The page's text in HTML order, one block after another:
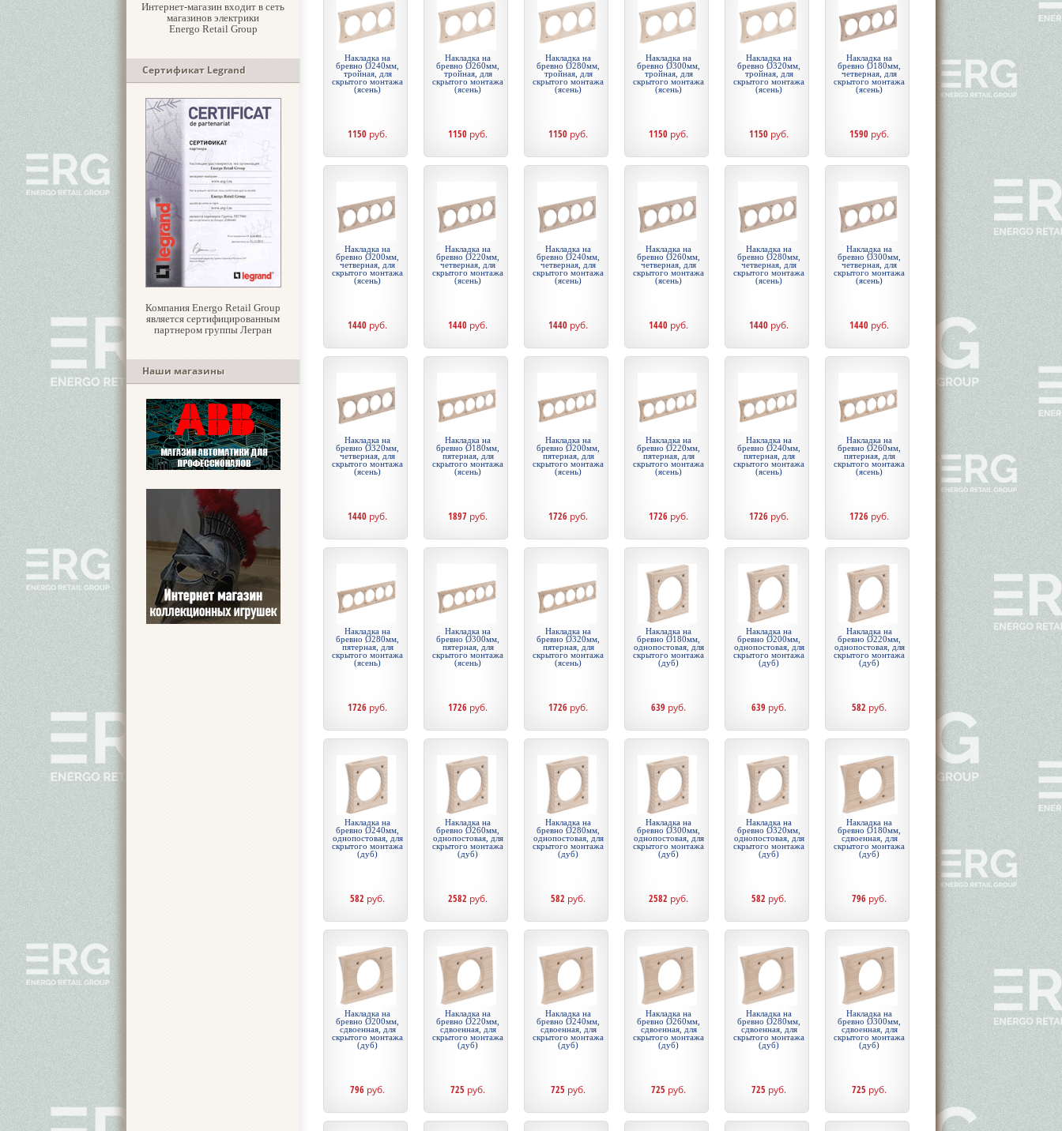
Интернет-магазин входит в сеть
магазинов электрики
Energo Retail Group
Сертификат Legrand
Компания Energo Retail Group
является сертифицированным
партнером группы Легран
Наши магазины
Накладка на
бревно Ø240мм,
тройная, для
скрытого монтажа
(ясень)
1150 руб.
Накладка на
бревно Ø260мм,
тройная, для
скрытого монтажа
(ясень)
1150 руб.
Накладка на
бревно Ø280мм,
тройная, для
скрытого монтажа
(ясень)
1150 руб.
Накладка на
бревно Ø300мм,
тройная, для
скрытого монтажа
(ясень)
1150 руб.
Накладка на
бревно Ø320мм,
тройная, для
скрытого монтажа
(ясень)
1150 руб.
Накладка на
бревно Ø180мм,
четверная, для
скрытого монтажа
(ясень)
1590 руб.
Накладка на
бревно Ø200мм,
четверная, для
скрытого монтажа
(ясень)
1440 руб.
Накладка на
бревно Ø220мм,
четверная, для
скрытого монтажа
(ясень)
1440 руб.
Накладка на
бревно Ø240мм,
четверная, для
скрытого монтажа
(ясень)
1440 руб.
Накладка на
бревно Ø260мм,
четверная, для
скрытого монтажа
(ясень)
1440 руб.
Накладка на
бревно Ø280мм,
четверная, для
скрытого монтажа
(ясень)
1440 руб.
Накладка на
бревно Ø300мм,
четверная, для
скрытого монтажа
(ясень)
1440 руб.
Накладка на
бревно Ø320мм,
четверная, для
скрытого монтажа
(ясень)
1440 руб.
Накладка на
бревно Ø180мм,
пятерная, для
скрытого монтажа
(ясень)
1897 руб.
Накладка на
бревно Ø200мм,
пятерная, для
скрытого монтажа
(ясень)
1726 руб.
Накладка на
бревно Ø220мм,
пятерная, для
скрытого монтажа
(ясень)
1726 руб.
Накладка на
бревно Ø240мм,
пятерная, для
скрытого монтажа
(ясень)
1726 руб.
Накладка на
бревно Ø260мм,
пятерная, для
скрытого монтажа
(ясень)
1726 руб.
Накладка на
бревно Ø280мм,
пятерная, для
скрытого монтажа
(ясень)
1726 руб.
Накладка на
бревно Ø300мм,
пятерная, для
скрытого монтажа
(ясень)
1726 руб.
Накладка на
бревно Ø320мм,
пятерная, для
скрытого монтажа
(ясень)
1726 руб.
Накладка на
бревно Ø180мм,
однопостовая, для
скрытого монтажа
(дуб)
639 руб.
Накладка на
бревно Ø200мм,
однопостовая, для
скрытого монтажа
(дуб)
639 руб.
Накладка на
бревно Ø220мм,
однопостовая, для
скрытого монтажа
(дуб)
582 руб.
Накладка на
бревно Ø240мм,
однопостовая, для
скрытого монтажа
(дуб)
582 руб.
Накладка на
бревно Ø260мм,
однопостовая, для
скрытого монтажа
(дуб)
2582 руб.
Накладка на
бревно Ø280мм,
однопостовая, для
скрытого монтажа
(дуб)
582 руб.
Накладка на
бревно Ø300мм,
однопостовая, для
скрытого монтажа
(дуб)
2582 руб.
Накладка на
бревно Ø320мм,
однопостовая, для
скрытого монтажа
(дуб)
582 руб.
Накладка на
бревно Ø180мм,
сдвоенная, для
скрытого монтажа
(дуб)
796 руб.
Накладка на
бревно Ø200мм,
сдвоенная, для
скрытого монтажа
(дуб)
796 руб.
Накладка на
бревно Ø220мм,
сдвоенная, для
скрытого монтажа
(дуб)
725 руб.
Накладка на
бревно Ø240мм,
сдвоенная, для
скрытого монтажа
(дуб)
725 руб.
Накладка на
бревно Ø260мм,
сдвоенная, для
скрытого монтажа
(дуб)
725 руб.
Накладка на
бревно Ø280мм,
сдвоенная, для
скрытого монтажа
(дуб)
725 руб.
Накладка на
бревно Ø300мм,
сдвоенная, для
скрытого монтажа
(дуб)
725 руб.